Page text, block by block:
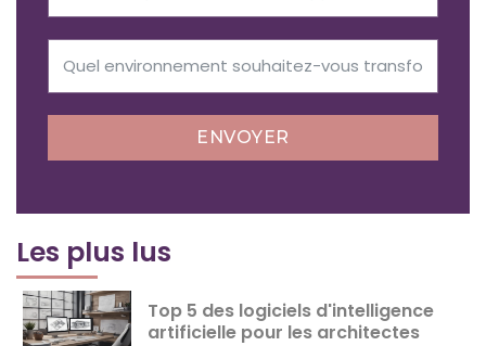
ENVOYER
Les plus lus
Top 5 des logiciels d'intelligence
artificielle pour les architectes